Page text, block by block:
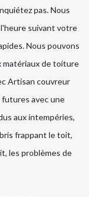
pas. Nous
suivant votre
Nous pouvons
matériaux de toiture
Artisan couvreur
avec une
aux intempéries,
frappant le toit,
les problèmes de